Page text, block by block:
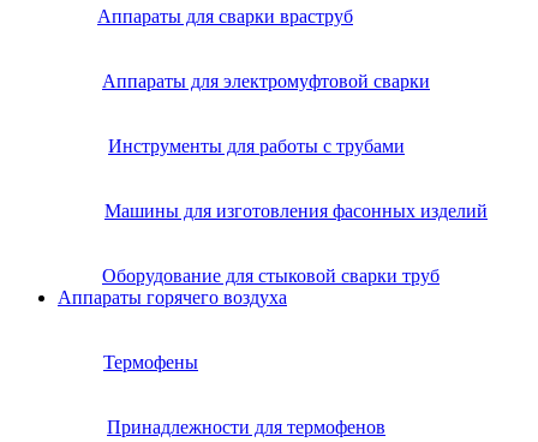
Аппараты для сварки враструб
Аппараты для электромуфтовой сварки
Инструменты для работы с трубами
Машины для изготовления фасонных изделий
Оборудование для стыковой сварки труб
Аппараты горячего воздуха
Термофены
Принадлежности для термофенов